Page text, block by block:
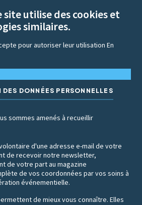
site utilise des cookies et
similaires.
pour autoriser leur utilisationEn
DONNÉES PERSONNELLES
sommes amenés à recueillir
d'une adresse e-mail de votre
de recevoir notre newsletter,
de votre part au magazine
de vos coordonnées par vos soins à
événementielle.
de mieux vous connaître. Elles